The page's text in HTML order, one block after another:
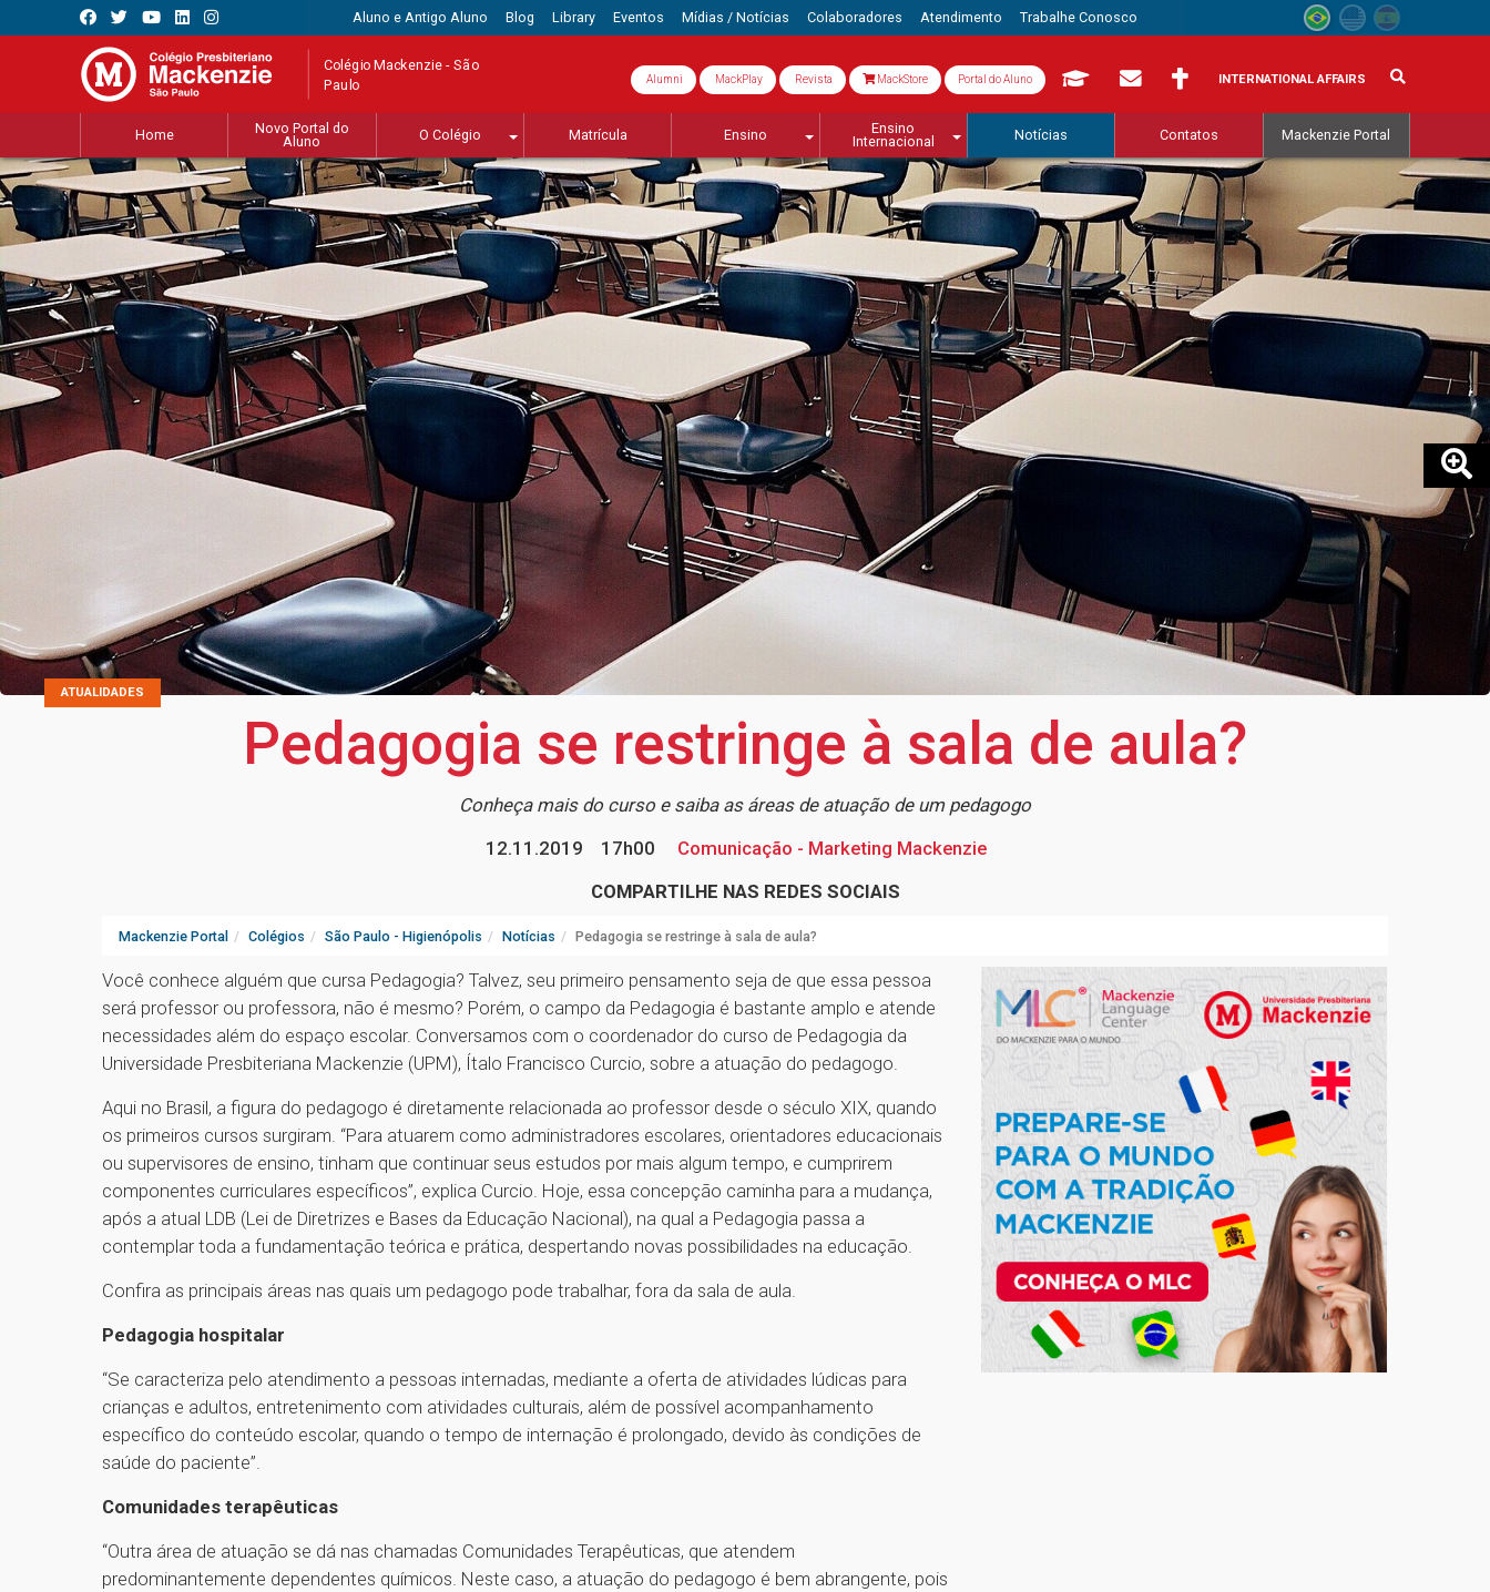
Aluno e Antigo Aluno Blog Library Eventos Mídias / Notícias Colaboradores Atendimento Trabalhe Conosco
Colégio Mackenzie - São
Paulo Alumni MackPlay Revista MackStore Portal do Aluno INTERNATIONAL AFFAIRS
Home
Novo Portal do
Aluno
O Colégio Matrícula Ensino
Ensino
Internacional
Notícias Contatos Mackenzie Portal
ATUALIDADES
Pedagogia se restringe à sala de aula?
Conheça mais do curso e saiba as áreas de atuação de um pedagogo
12.11.2019
17h00
Comunicação - Marketing Mackenzie
COMPARTILHE NAS REDES SOCIAIS
Mackenzie Portal Colégios São Paulo - Higienópolis Notícias Pedagogia se restringe à sala de aula?
Você conhece alguém que cursa Pedagogia? Talvez, seu primeiro pensamento seja de que essa pessoa
será professor ou professora, não é mesmo? Porém, o campo da Pedagogia é bastante amplo e atende
necessidades além do espaço escolar. Conversamos com o coordenador do curso de Pedagogia da
Universidade Presbiteriana Mackenzie (UPM), Ítalo Francisco Curcio, sobre a atuação do pedagogo.
Aqui no Brasil, a figura do pedagogo é diretamente relacionada ao professor desde o século XIX, quando
os primeiros cursos surgiram. “Para atuarem como administradores escolares, orientadores educacionais
ou supervisores de ensino, tinham que continuar seus estudos por mais algum tempo, e cumprirem
componentes curriculares específicos”, explica Curcio. Hoje, essa concepção caminha para a mudança,
após a atual LDB (Lei de Diretrizes e Bases da Educação Nacional), na qual a Pedagogia passa a
contemplar toda a fundamentação teórica e prática, despertando novas possibilidades na educação.
Confira as principais áreas nas quais um pedagogo pode trabalhar, fora da sala de aula.
Pedagogia hospitalar
“Se caracteriza pelo atendimento a pessoas internadas, mediante a oferta de atividades lúdicas para
crianças e adultos, entretenimento com atividades culturais, além de possível acompanhamento
específico do conteúdo escolar, quando o tempo de internação é prolongado, devido às condições de
saúde do paciente”.
Comunidades terapêuticas
“Outra área de atuação se dá nas chamadas Comunidades Terapêuticas, que atendem
predominantemente dependentes químicos. Neste caso, a atuação do pedagogo é bem abrangente, pois